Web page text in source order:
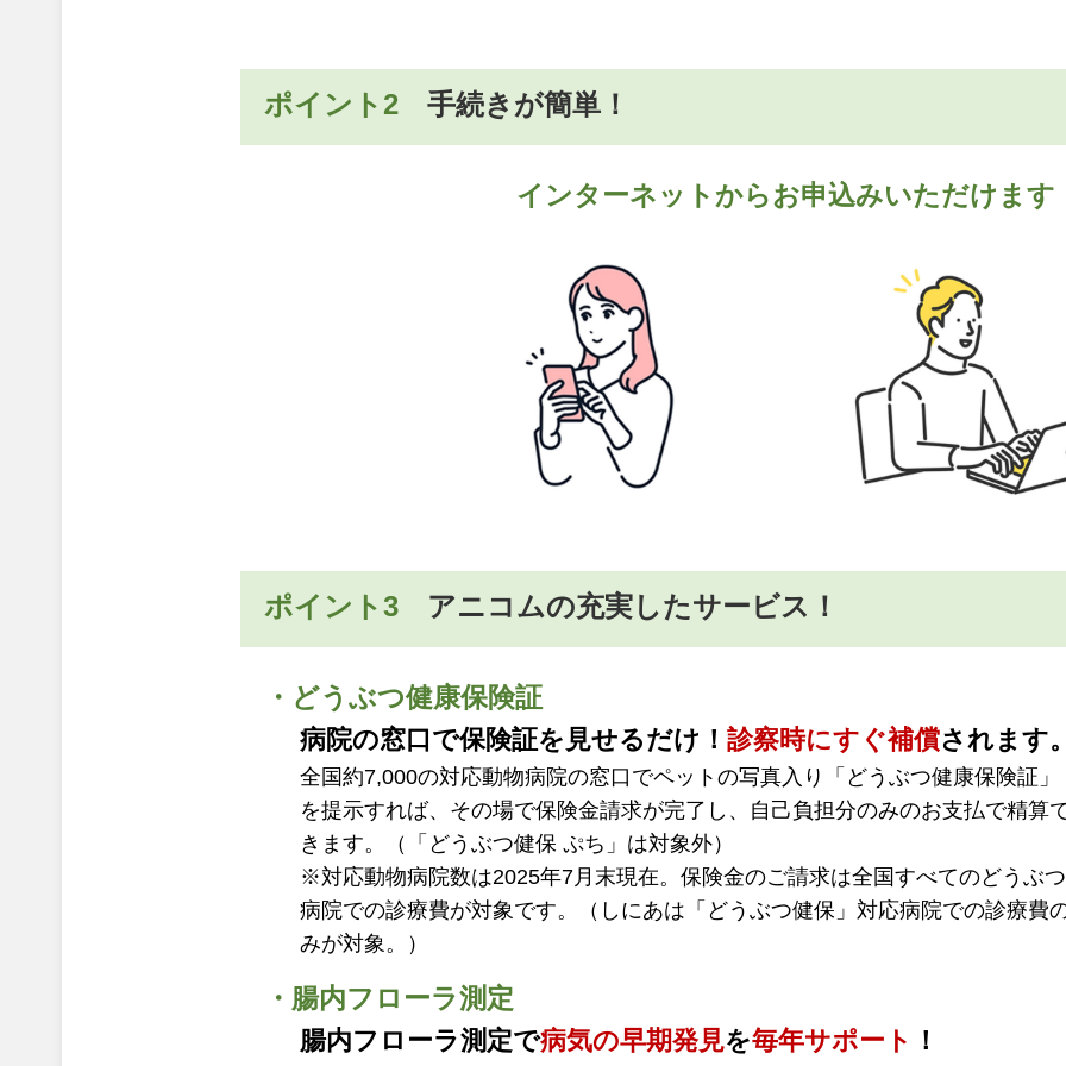
ポイント2 手続きが簡単！
インターネットからお申込みいただけます
ポイント3 アニコムの充実したサービス！
・どうぶつ健康保険証
病院の窓口で保険証を見せるだけ！ 診察時にすぐ補償されます
全国約7,000の対応動物病院の窓口でペットの写真入り「どうぶつ健康保険証」
を提示すれば、その場で保険金請求が完了し、自己負担分のみのお支払で精算
きます。（「どうぶつ健保 ぷち」は対象外）
※対応動物病院数は2025年7月末現在。保険金のご請求は全国すべてのどうぶつ
病院での診療費が対象です。（しにあは「どうぶつ健保」対応病院での診療費
みが対象。）
・腸内フローラ測定
腸内フローラ測定で病気の早期発見を毎年サポート ！